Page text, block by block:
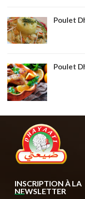
Poulet
Poulet
INSCRIPTION À LA
NEWSLETTER